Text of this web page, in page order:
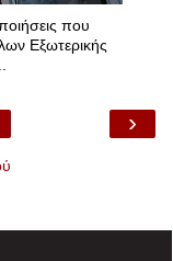
που
Εξωτερικής
›